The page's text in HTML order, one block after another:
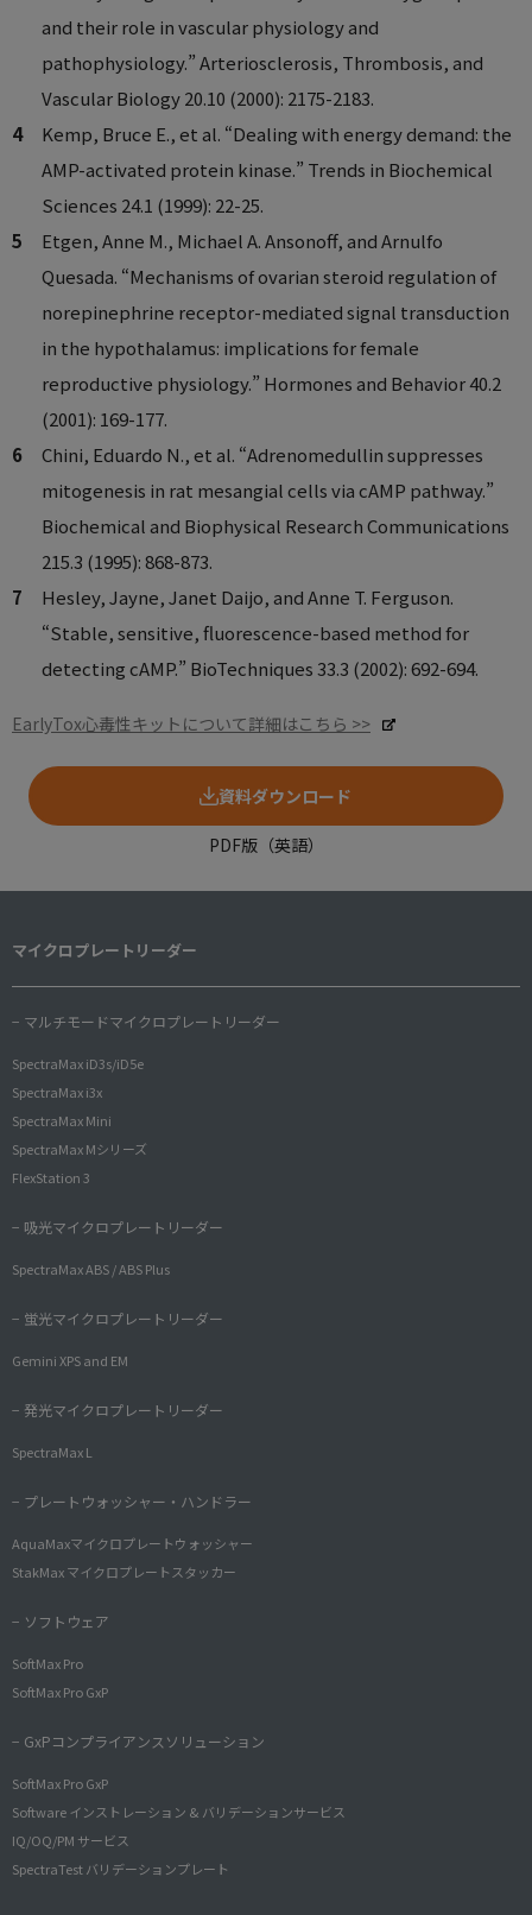
and their role in vascular physiology and
pathophysiology.” Arteriosclerosis, Thrombosis, and
Vascular Biology 20.10 (2000): 2175-2183.
Kemp, Bruce E., et al. “Dealing with energy demand: the
AMP-activated protein kinase.” Trends in Biochemical
Sciences 24.1 (1999): 22-25.
Etgen, Anne M., Michael A. Ansonoff, and Arnulfo
Quesada. “Mechanisms of ovarian steroid regulation of
norepinephrine receptor-mediated signal transduction
in the hypothalamus: implications for female
reproductive physiology.” Hormones and Behavior 40.2
(2001): 169-177.
Chini, Eduardo N., et al. “Adrenomedullin suppresses
mitogenesis in rat mesangial cells via cAMP pathway.”
Biochemical and Biophysical Research Communications
215.3 (1995): 868-873.
Hesley, Jayne, Janet Daijo, and Anne T. Ferguson.
“Stable, sensitive, fluorescence-based method for
detecting cAMP.” BioTechniques 33.3 (2002): 692-694.
EarlyTox心毒性キットについて詳細はこちら >>
資料ダウンロード
PDF版（英語）
マイクロプレートリーダー
− マルチモードマイクロプレートリーダー
SpectraMax iD3s/iD5e
SpectraMax i3x
SpectraMax Mini
SpectraMax Mシリーズ
FlexStation 3
− 吸光マイクロプレートリーダー
SpectraMax ABS / ABS Plus
− 蛍光マイクロプレートリーダー
Gemini XPS and EM
− 発光マイクロプレートリーダー
SpectraMax L
− プレートウォッシャー・ハンドラー
AquaMaxマイクロプレートウォッシャー
StakMax マイクロプレートスタッカー
− ソフトウェア
SoftMax Pro
SoftMax Pro GxP
− GxPコンプライアンスソリューション
SoftMax Pro GxP
Software インストレーション & バリデーションサービス
IQ/OQ/PM サービス
SpectraTest バリデーションプレート